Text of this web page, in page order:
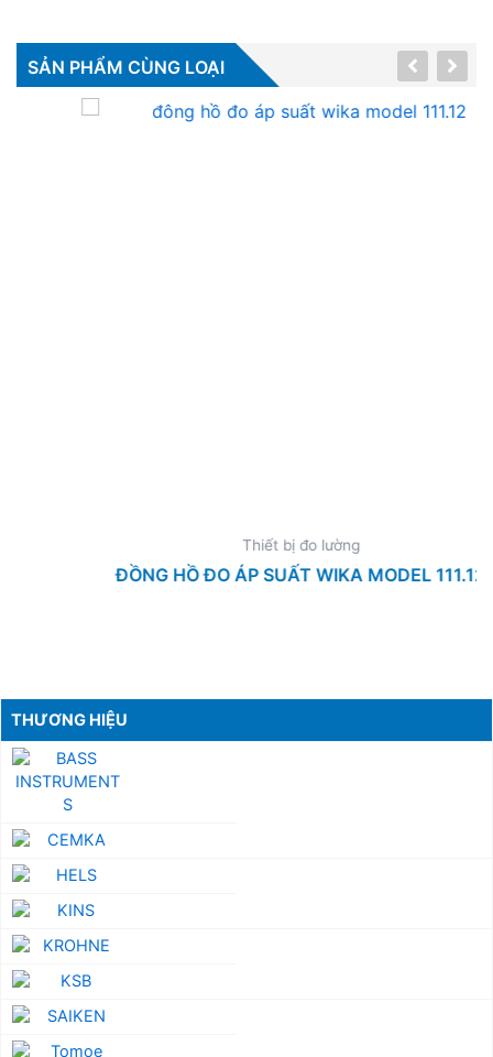
THƯƠNG HIỆU
SẢN PHẨM CÙNG LOẠI
Thiết bị đo lường
ĐỒNG HỒ ĐO ÁP SUẤT WIKA MODEL 111.12